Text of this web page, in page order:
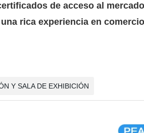
de acceso al
rica experiencia en
Y SALA DE EXHIBICIÓN